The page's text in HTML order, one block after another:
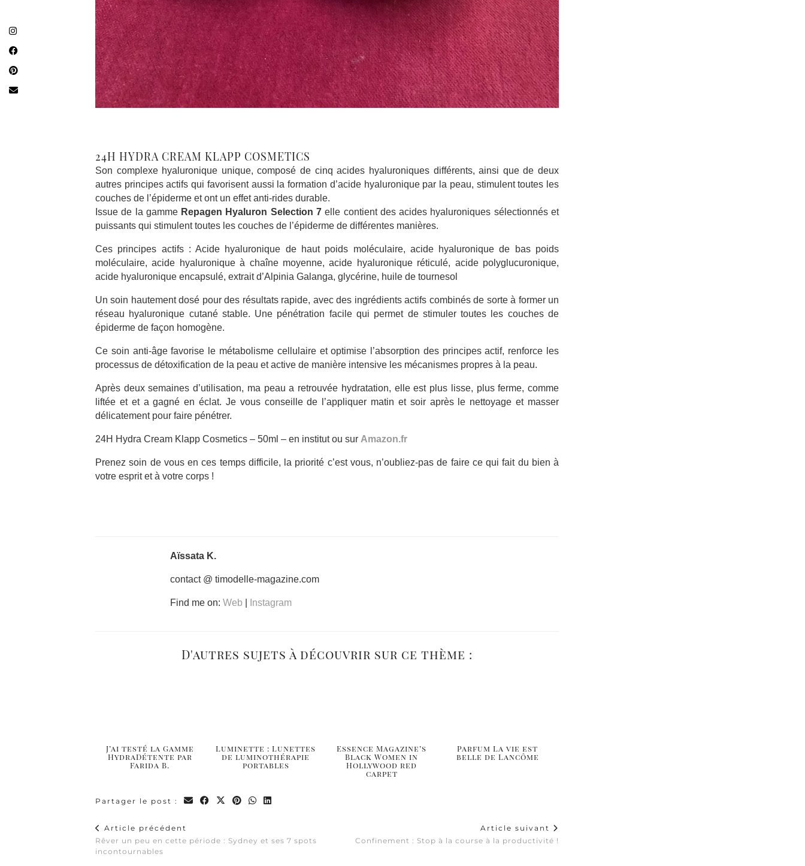
24H HYDRA CREAM KLAPP COSMETICS
Son complexe hyaluronique unique, composé de cinq acides hyaluroniques différents, ainsi que de deux
autres principes actifs qui favorisent aussi la formation d’acide hyaluronique par la peau, stimulent toutes les
couches de l’épiderme et ont un effet anti-rides durable.
Issue de la gamme Repagen Hyaluron Selection 7elle contient des acides hyaluroniques sélectionnés et
puissants qui stimulent toutes les couches de l’épiderme de différentes manières.
Ces principes actifs : Acide hyaluronique de haut poids moléculaire, acide hyaluronique de bas poids
moléculaire, acide hyaluronique à chaîne moyenne, acide hyaluronique réticulé, acide polyglucuronique,
acide hyaluronique encapsulé, extrait d’Alpinia Galanga, glycérine, huile de tournesol
Un soin hautement dosé pour des résultats rapide, avec des ingrédients actifs combinés de sorte à former un
réseau hyaluronique cutané stable. Une pénétration facile qui permet de stimuler toutes les couches de
épiderme de façon homogène.
Ce soin anti-âge favorise le métabolisme cellulaire et optimise l’absorption des principes actif, renforce les
processus de détoxification de la peau et active de manière intensive les mécanismes propres à la peau.
Après deux semaines d’utilisation, ma peau a retrouvée hydratation, elle est plus lisse, plus ferme, comme
liftée et et a gagné en éclat. Je vous conseille de l’appliquer matin et soir après le nettoyage et masser
délicatement pour faire pénétrer.
24H Hydra Cream Klapp Cosmetics – 50ml – en institut ou sur Amazon.fr
Prenez soin de vous en ces temps difficile, la priorité c’est vous, n’oubliez-pas de faire ce qui fait du bien à
votre esprit et à votre corps !
Aïssata K.
contact @ timodelle-magazine.com
Find me on: Web Instagram
D'autres sujets à découvrir sur ce thème :
J’ai testé la Gamme
HydraDétente par
Farida B.
Luminette : Lunettes
de luminothérapie
portables
Essence Magazine’s
Black Women in
Hollywood red
carpet
Parfum La vie est
belle de Lancôme
Partager le post :
Article précédent
Rêver un peu en cette période : Sydney et ses 7 spots
incontournables
Article suivant
Confinement : Stop à la course à la productivité !